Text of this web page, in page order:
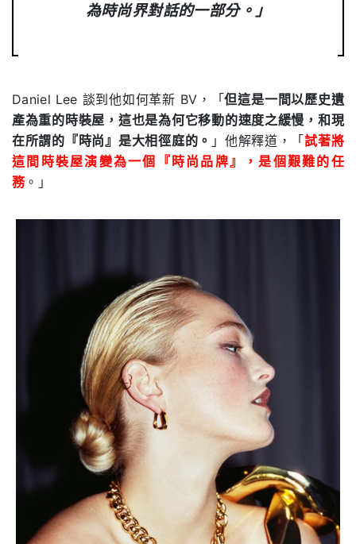
為時尚界對話的一部分。」
Daniel Lee 談到他如何革新 BV，「但這是一間以歷史遺
產為重的時裝屋，這也是為何它移動的速度之緩慢，和現
在所謂的『時尚』是大相徑庭的。 」他解釋道，「試著將
這間時裝屋演變為一個『時尚品牌』，是個艱難的任
務。」